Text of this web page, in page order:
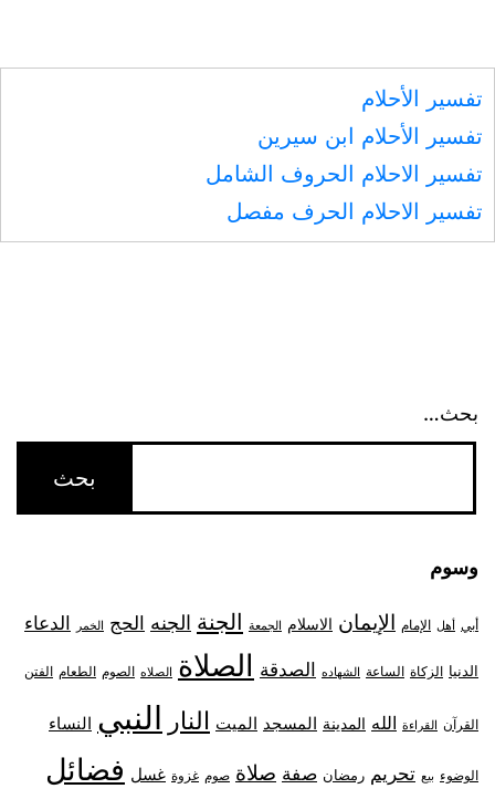
إذا
دفعه
المصول
عليه
تفسير الأحلام
تفسير الأحلام ابن سيرين
تفسير الاحلام الحروف الشامل
تفسير الاحلام الحرف مفصل
بحث…
وسوم
أبي أهل الإمام الإيمان الاسلام الجمعة الجنة الجنه الحج الخمر الدعاء
الدنيا الزكاة الساعة الشهاده الصدقة الصلاة الصلاه الصوم الطعام الفتن
القرآن القراءة الله المدينة المسجد الميت النار النبي النساء
الوضوء بيع تحريم رمضان صفة صلاة صوم غزوة غسل فضائل